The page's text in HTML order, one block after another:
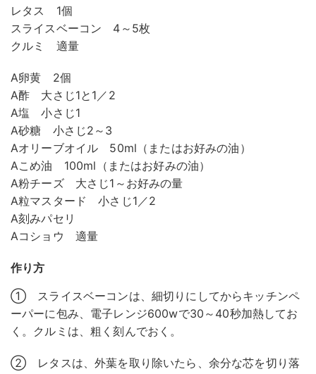
レタス 1個
スライスベーコン 4～5枚
クルミ 適量
A卵黄 2個
A酢 大さじ1と1／2
A塩 小さじ1
A砂糖 小さじ2～3
Aオリーブオイル 50ml（またはお好みの油）
Aこめ油 100ml（またはお好みの油）
A粉チーズ 大さじ1～お好みの量
A粒マスタード 小さじ1／2
A刻みパセリ
Aコショウ 適量
作り方
① スライスベーコンは、細切りにしてからキッチンペ
ーパーに包み、電子レンジ600wで30～40秒加熱してお
く。クルミは、粗く刻んでおく。
② レタスは、外葉を取り除いたら、余分な芯を切り落